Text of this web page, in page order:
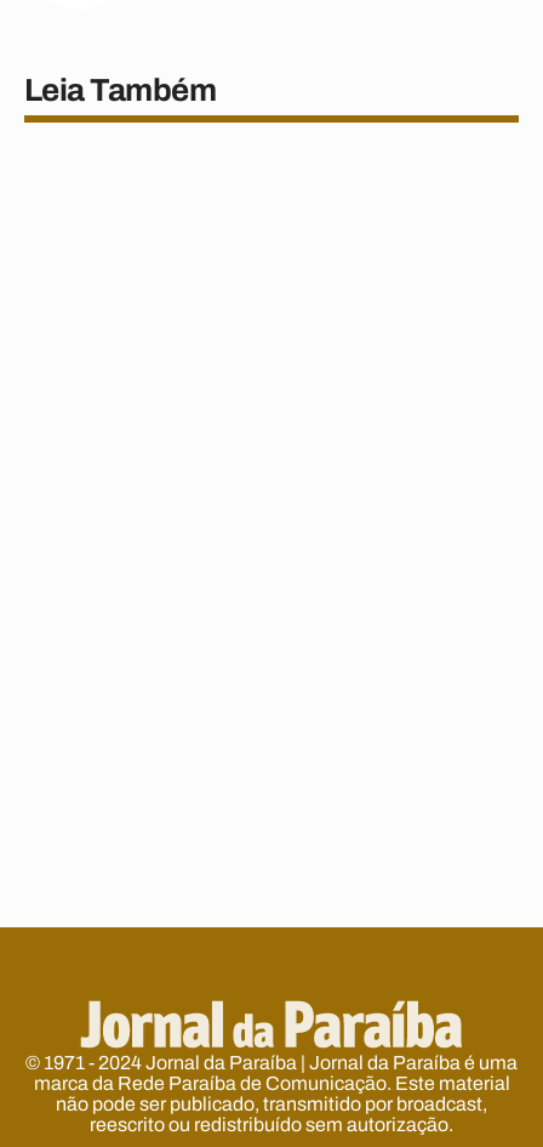
Leia Também
© 1971 - 2024 Jornal da Paraíba | Jornal da Paraíba é uma
marca da Rede Paraíba de Comunicação. Este material
não pode ser publicado, transmitido por broadcast,
reescrito ou redistribuído sem autorização.